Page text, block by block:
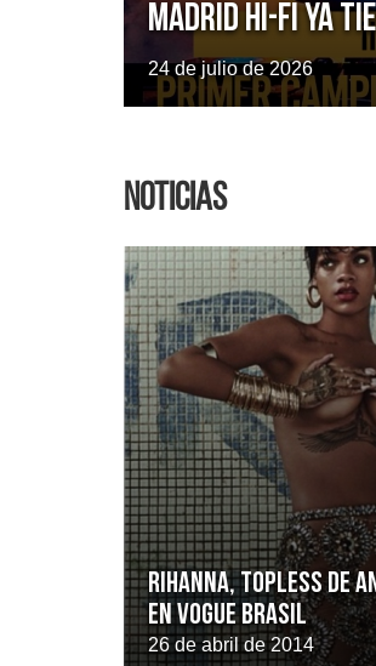
Madrid Hi-Fi ya
24 de julio de 2026
Noticias
Rihanna, topless de
en Vogue Brasil
26 de abril de 2014